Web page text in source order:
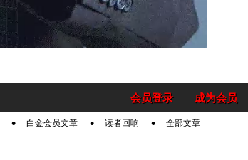
成为会员
会员登录
白金会员文章 读者回响 全部文章